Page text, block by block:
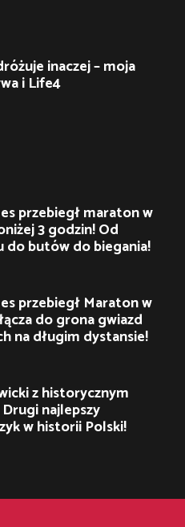
inaczej – moja
i Life4
przebiegł maraton w
3 godzin! Od
do butów do biegania!
przebiegł Maraton w
do grona gwiazd
na długim dystansie!
z historycznym
najlepszy
w historii Polski!